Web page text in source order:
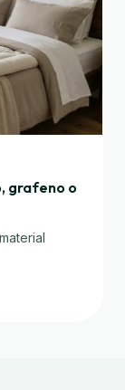
grafeno o